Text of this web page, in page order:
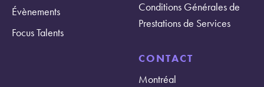
Évènements
Focus Talents
Conditions Générales de
Prestations de Services
CONTACT
Montréal